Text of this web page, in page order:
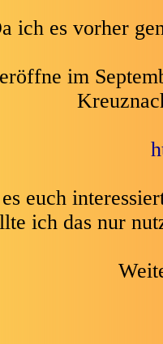
ich es vorher
im
euch
ich das nur